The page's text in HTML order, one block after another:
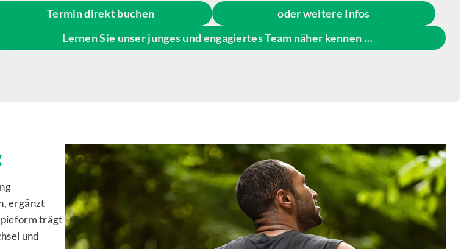
Termin direkt buchen
oder weitere Infos
Lernen Sie unser junges und engagiertes Team näher kennen …
ergänzt
trägt
und